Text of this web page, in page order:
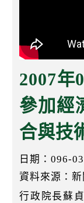
2007年
參加經
合與技
日期：096-
資料來源：
行政院長蘇